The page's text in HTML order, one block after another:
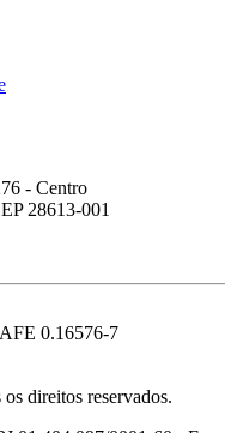
- Centro
28613-001
0.16576-7
direitos reservados.